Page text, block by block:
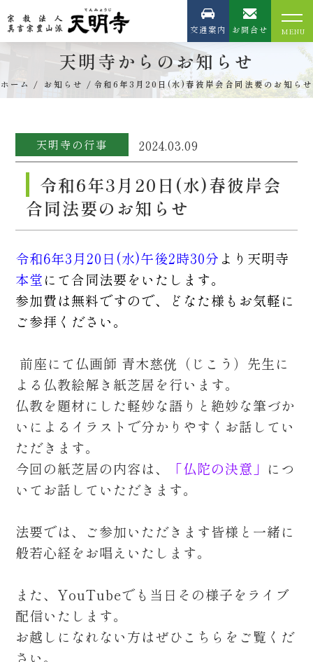
交通案内 お問合せ
天明寺からのお知らせ
ホーム お知らせ 令和6年3月20日(水)春彼岸会合同法要のお知らせ
天明寺の行事 2024.03.09
令和6年3月20日(水)春彼岸会
合同法要のお知らせ
令和6年3月20日(水)午後2時30分 より天明寺
本堂にて合同法要をいたします。
参加費は無料ですので、どなた様もお気軽に
ご参拝ください。
前座にて仏画師 青木慈侊（じこう）先生に
よる仏教絵解き紙芝居を行います。
仏教を題材にした軽妙な語りと絶妙な筆づか
いによるイラストで分かりやすくお話してい
ただきます。
今回の紙芝居の内容は、
「仏陀の決意」 につ
いてお話していただきます。
法要では、ご参加いただきます皆様と一緒に
般若心経をお唱えいたします。
また、YouTubeでも当日その様子をライブ
配信いたします。
お越しになれない方はぜひこちらをご覧くだ
さい。